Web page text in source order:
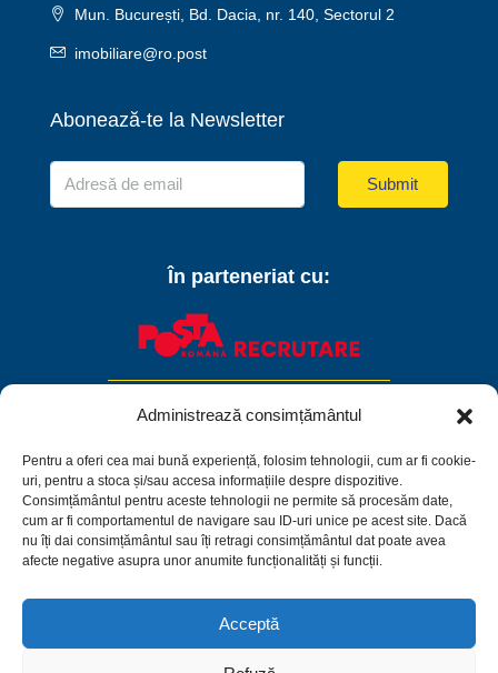
Administrează consimțământul
Pentru a oferi cea mai bună experiență, folosim tehnologii, cum ar fi cookie-
uri, pentru a stoca și/sau accesa informațiile despre dispozitive.
Consimțământul pentru aceste tehnologii ne permite să procesăm date,
cum ar fi comportamentul de navigare sau ID-uri unice pe acest site. Dacă
nu îți dai consimțământul sau îți retragi consimțământul dat poate avea
afecte negative asupra unor anumite funcționalități și funcții.
Acceptă
Mun. București, Bd. Dacia, nr. 140, Sectorul 2
imobiliare@ro.post
Abonează-te la Newsletter
Submit
În parteneriat cu:
Facebook Linkedin Instagram